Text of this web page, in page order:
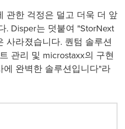
관한 걱정은 덜고 더욱 더 앞
. Disper는 덧붙여 "StorNext
사라졌습니다. 퀀텀 솔루션
관리 및 microstaxx의 구현
완벽한 솔루션입니다"라